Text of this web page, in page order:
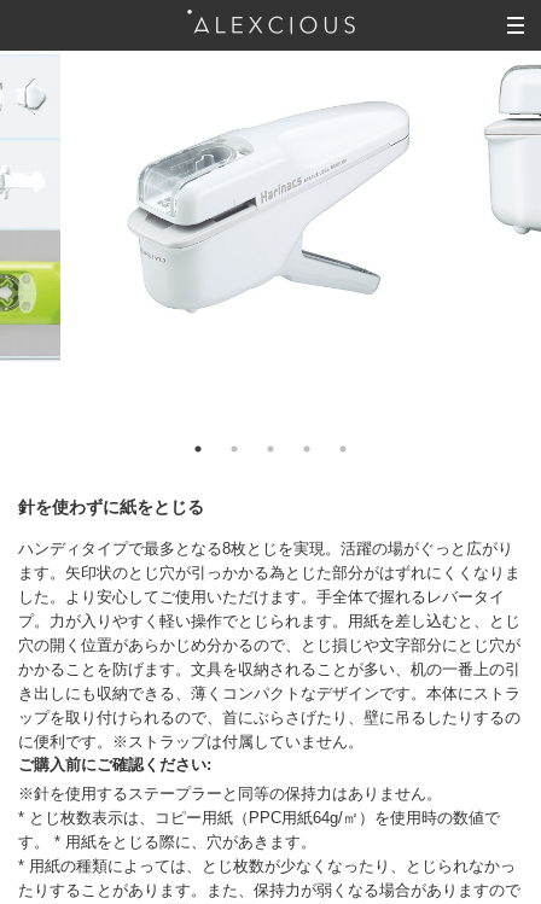
針を使わずに紙をとじる
ハンディタイプで最多となる8枚とじを実現。活躍の場がぐっと広がり
ます。矢印状のとじ穴が引っかかる為とじた部分がはずれにくくなりま
した。より安心してご使用いただけます。手全体で握れるレバータイ
プ。力が入りやすく軽い操作でとじられます。用紙を差し込むと、とじ
穴の開く位置があらかじめ分かるので、とじ損じや文字部分にとじ穴が
かかることを防げます。文具を収納されることが多い、机の一番上の引
き出しにも収納できる、薄くコンパクトなデザインです。本体にストラ
ップを取り付けられるので、首にぶらさげたり、壁に吊るしたりするの
に便利です。※ストラップは付属していません。
ご購入前にご確認ください:
※針を使用するステープラーと同等の保持力はありません。
* とじ枚数表示は、コピー用紙（PPC用紙64g/㎡）を使用時の数値で
す。 * 用紙をとじる際に、穴があきます。
* 用紙の種類によっては、とじ枚数が少なくなったり、とじられなかっ
たりすることがあります。また、保持力が弱くなる場合がありますので